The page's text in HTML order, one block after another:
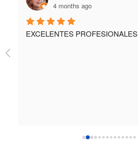
4 months ago
EXCELENTES PROFESIONALES